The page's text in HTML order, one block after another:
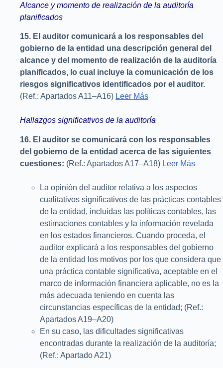
Alcance y momento de realización de la auditoría
planificados
15. El auditor comunicará a los responsables del
gobierno de la entidad una descripción general del
alcance y del momento de realización de la auditoría
planificados, lo cual incluye la comunicación de los
riesgos significativos identificados por el auditor.
(Ref.: Apartados A11–A16) Leer Más
Hallazgos significativos de la auditoría
16. El auditor se comunicará con los responsables
del gobierno de la entidad acerca de las siguientes
cuestiones: (Ref.: Apartados A17–A18) Leer Más
La opinión del auditor relativa a los aspectos
cualitativos significativos de las prácticas contables
de la entidad, incluidas las políticas contables, las
estimaciones contables y la información revelada
en los estados financieros. Cuando proceda, el
auditor explicará a los responsables del gobierno
de la entidad los motivos por los que considera que
una práctica contable significativa, aceptable en el
marco de información financiera aplicable, no es la
más adecuada teniendo en cuenta las
circunstancias específicas de la entidad; (Ref.:
Apartados A19–A20)
En su caso, las dificultades significativas
encontradas durante la realización de la auditoría;
(Ref.: Apartado A21)